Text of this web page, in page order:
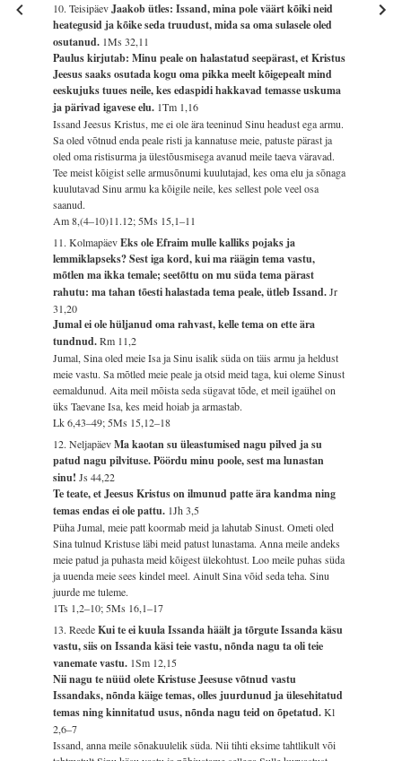
10. TeisipäevJaakob ütles: Issand, mina pole väärt kõiki neid
heategusid ja kõike seda truudust, mida sa oma sulasele oled
osutanud. 1Ms 32,11
Paulus kirjutab: Minu peale on halastatud seepärast, et Kristus
Jeesus saaks osutada kogu oma pikka meelt kõigepealt mind
eeskujuks tuues neile, kes edaspidi hakkavad temasse uskuma
ja pärivad igavese elu. 1Tm 1,16
Issand Jeesus Kristus, me ei ole ära teeninud Sinu headust ega armu.
Sa oled võtnud enda peale risti ja kannatuse meie, patuste pärast ja
oled oma ristisurma ja ülestõusmisega avanud meile taeva väravad.
Tee meist kõigist selle armusõnumi kuulutajad, kes oma elu ja sõnaga
kuulutavad Sinu armu ka kõigile neile, kes sellest pole veel osa
saanud.
Am 8,(4–10)11.12; 5Ms 15,1–11
11. KolmapäevEks ole Efraim mulle kalliks pojaks ja
lemmiklapseks? Sest iga kord, kui ma räägin tema vastu,
mõtlen ma ikka temale; seetõttu on mu süda tema pärast
rahutu: ma tahan tõesti halastada tema peale, ütleb Issand.Jr
31,20
Jumal ei ole hüljanud oma rahvast, kelle tema on ette ära
tundnud.Rm 11,2
Jumal, Sina oled meie Isa ja Sinu isalik süda on täis armu ja heldust
meie vastu. Sa mõtled meie peale ja otsid meid taga, kui oleme Sinust
eemaldunud. Aita meil mõista seda sügavat tõde, et meil igaühel on
üks Taevane Isa, kes meid hoiab ja armastab.
Lk 6,43–49; 5Ms 15,12–18
12. NeljapäevMa kaotan su üleastumised nagu pilved ja su
patud nagu pilvituse. Pöördu minu poole, sest ma lunastan
sinu!Js 44,22
Te teate, et Jeesus Kristus on ilmunud patte ära kandma ning
temas endas ei ole pattu. 1Jh 3,5
Püha Jumal, meie patt koormab meid ja lahutab Sinust. Ometi oled
Sina tulnud Kristuse läbi meid patust lunastama. Anna meile andeks
meie patud ja puhasta meid kõigest ülekohtust. Loo meile puhas süda
ja uuenda meie sees kindel meel. Ainult Sina võid seda teha. Sinu
juurde me tuleme.
1Ts 1,2–10; 5Ms 16,1–17
13. ReedeKui te ei kuula Issanda häält ja tõrgute Issanda käsu
vastu, siis on Issanda käsi teie vastu, nõnda nagu ta oli teie
vanemate vastu. 1Sm 12,15
Nii nagu te nüüd olete Kristuse Jeesuse võtnud vastu
Issandaks, nõnda käige temas, olles juurdunud ja ülesehitatud
temas ning kinnitatud usus, nõnda nagu teid on õpetatud.Kl
2,6–7
Issand, anna meile sõnakuulelik süda. Nii tihti eksime tahtlikult või